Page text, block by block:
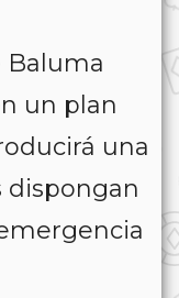
un plan
una
dispongan